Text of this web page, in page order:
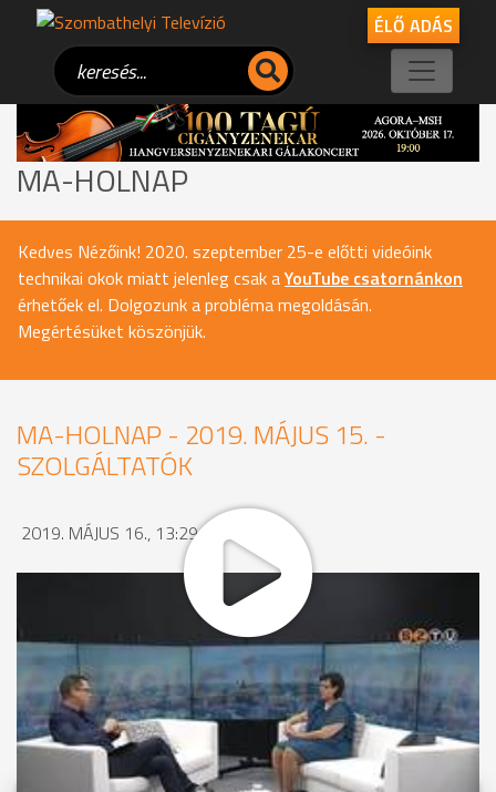
ÉLŐ ADÁS
MA-HOLNAP
Kedves Nézőink! 2020. szeptember 25-e előtti videóink
technikai okok miatt jelenleg csak aYouTube csatornánkon
érhetőek el. Dolgozunk a probléma megoldásán.
Megértésüket köszönjük.
MA-HOLNAP - 2019. MÁJUS 15. -
SZOLGÁLTATÓK
2019. MÁJUS 16., 13:29
MEGOSZTÁS